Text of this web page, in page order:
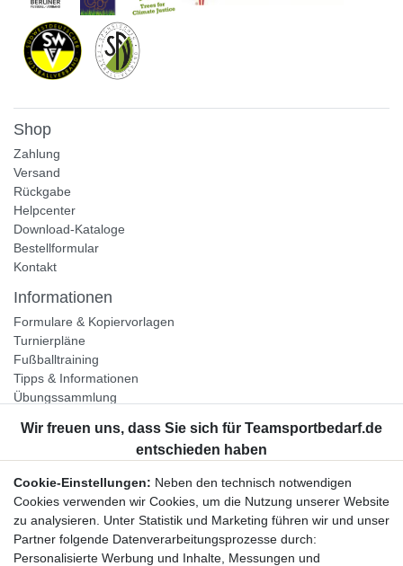
Shop
Zahlung
Versand
Rückgabe
Helpcenter
Download-Kataloge
Bestellformular
Kontakt
Informationen
Formulare & Kopiervorlagen
Turnierpläne
Fußballtraining
Tipps & Informationen
Übungssammlung
Unternehmen
Widerrufsrecht
Bestellung widerrufen
Datenschutzerklärung
Cookie-Einstellungen: Neben den technisch notwendigen
Cookies verwenden wir Cookies, um die Nutzung unserer Website
zu analysieren. Unter Statistik und Marketing führen wir und unser
Partner folgende Datenverarbeitungsprozesse durch:
Personalisierte Werbung und Inhalte, Messungen und